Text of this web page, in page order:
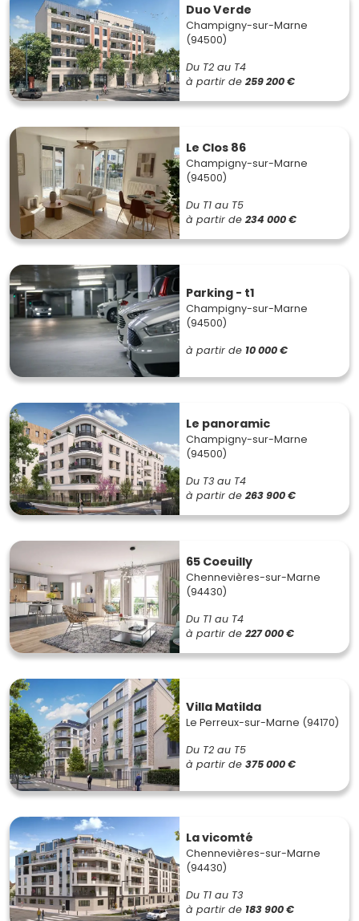
Duo Verde
Champigny-sur-Marne
(94500)
Du T2 au T4
à partir de 259 200 €
Le Clos 86
Champigny-sur-Marne
(94500)
Du T1 au T5
à partir de 234 000 €
Parking - t1
Champigny-sur-Marne
(94500)
à partir de 10 000 €
Le panoramic
Champigny-sur-Marne
(94500)
Du T3 au T4
à partir de 263 900 €
65 Coeuilly
Chennevières-sur-Marne
(94430)
Du T1 au T4
à partir de 227 000 €
Villa Matilda
Le Perreux-sur-Marne (94170)
Du T2 au T5
à partir de 375 000 €
La vicomté
Chennevières-sur-Marne
(94430)
Du T1 au T3
à partir de 183 900 €